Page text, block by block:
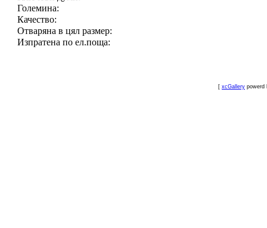
Големина:
Качество:
Отваряна в цял размер:
Изпратена по ел.поща:
[ xcGallery